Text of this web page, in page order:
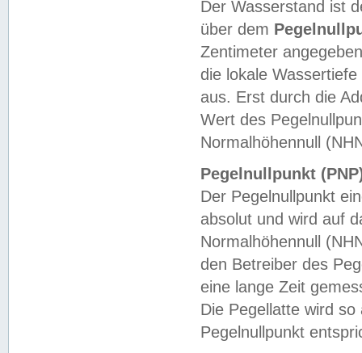
Der Wasserstand ist
über dem
Zentimeter
die lokale
aus. Erst durch die
Wert des
Normalhöhennull
Pegelnullpunkt
Der Pegelnullpunkt
absolut und wird auf
Normalhöhennull
den Betreiber des
eine lange Zeit
Die Pegellatte wird
Pegelnullpunkt